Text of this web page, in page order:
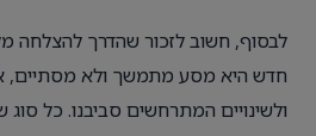
לבסוף, חשוב לזכור שהדרך
חדש היא מסע מתמשך ולא מסתיים,
ולשינויים המתרחשים סביבנו. כל סוג